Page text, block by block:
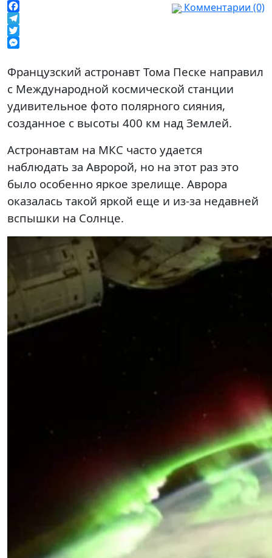
Facebook
Telegram
Twitter
Комментарии (0)
Французский астронавт Тома Песке направил
с Международной космической станции
удивительное фото полярного сияния,
созданное с высоты 400 км над Землей.
Астронавтам на МКС часто удается
наблюдать за Авророй, но на этот раз это
было особенно яркое зрелище. Аврора
оказалась такой яркой еще и из-за недавней
вспышки на Солнце.